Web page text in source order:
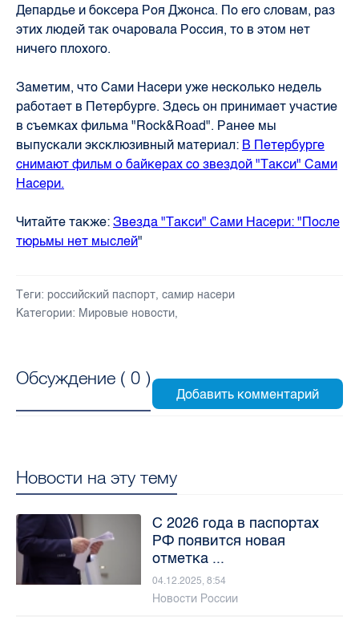
Депардье и боксера Роя Джонса. По его словам, раз
этих людей так очаровала Россия, то в этом нет
ничего плохого.
Заметим, что Сами Насери уже несколько недель
работает в Петербурге. Здесь он принимает участие
в съемках фильма "Rock&Road". Ранее мы
выпускали эксклюзивный материал: В Петербурге
снимают фильм о байкерах со звездой "Такси" Сами
Насери.
Читайте также: Звезда "Такси" Сами Насери: "После
тюрьмы нет мыслей"
Теги: российский паспорт, самир насери
Категории: Мировые новости,
Обсуждение ( 0 )
Новости на эту тему
С 2026 года в паспортах
РФ появится новая
отметка ...
04.12.2025, 8:54
Новости России